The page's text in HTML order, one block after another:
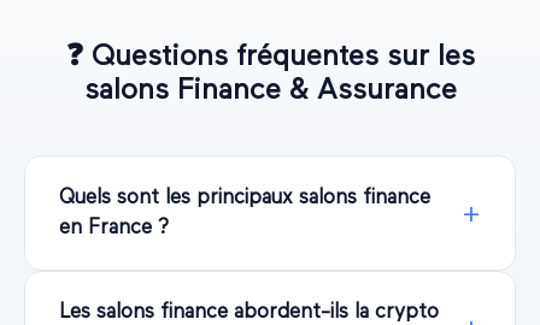
❓Questions fréquentes sur les
salons Finance & Assurance
Quels sont les principaux salons finance
en France ?
Les salons finance abordent-ils la crypto